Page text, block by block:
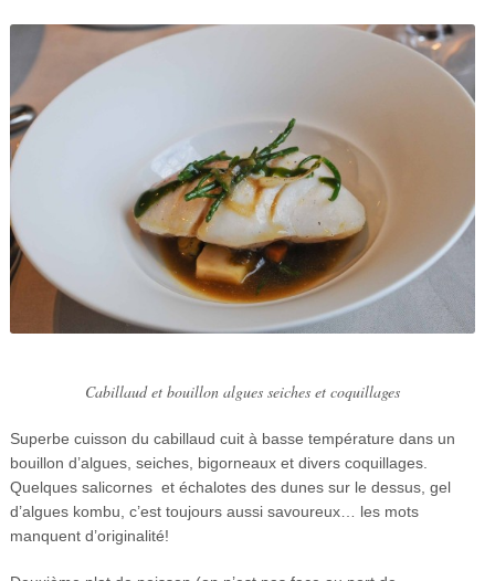
Cabillaud et bouillon algues seiches et coquillages
Superbe cuisson du cabillaud cuit à basse température dans un
bouillon d’algues, seiches, bigorneaux et divers coquillages.
Quelques salicornes et échalotes des dunes sur le dessus, gel
d’algues kombu, c’est toujours aussi savoureux… les mots
manquent d’originalité!